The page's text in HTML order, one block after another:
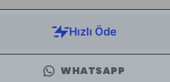
WHATSAPP